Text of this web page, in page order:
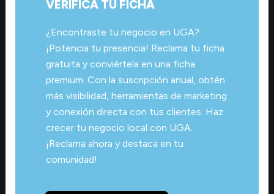
VERIFICA TU FICHA
¿Encontraste tu negocio en UGA?
¡Potencia tu presencia! Reclama tu ficha
gratuita y conviértela en una ficha
premium. Con la suscripción anual, obtén
más visibilidad, herramientas de marketing
y conexión directa con tus clientes. Haz
crecer tu negocio local con UGA.
¡Reclama ahora y destaca en tu
comunidad!